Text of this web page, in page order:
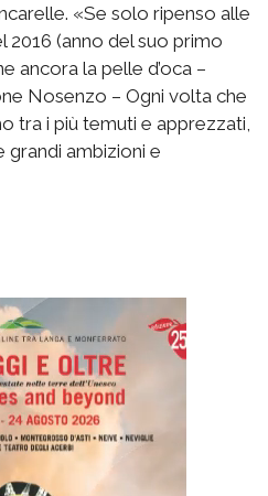
«Se solo ripenso alle
(anno del suo primo
ancora la pelle d’oca –
Nosenzo – Ogni volta che
tra i più temuti e apprezzati,
ambizioni e